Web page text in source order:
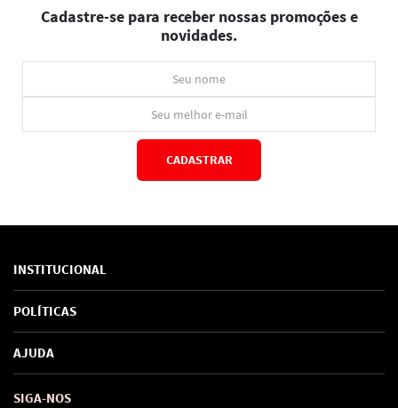
Cadastre-se para receber nossas promoções e
novidades.
CADASTRAR
INSTITUCIONAL
Sobre Nós
Marcas
SAC de marcas
Como comprar
POLÍTICAS
Política de Privacidade
Troca e Devoluções
Formas de Pagamento
AJUDA
SIGA-NOS